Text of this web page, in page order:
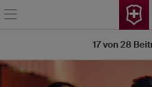
17von 28